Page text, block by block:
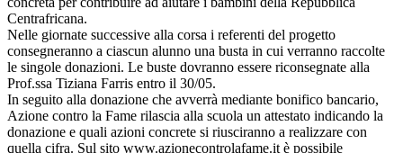
Centrafricana.
Nelle giornate successive alla corsa i referenti del progetto
consegneranno a ciascun alunno una busta in cui verranno raccolte
le singole donazioni. Le buste dovranno essere riconsegnate alla
Prof.ssa Tiziana Farris entro il 30/05.
In seguito alla donazione che avverrà mediante bonifico bancario,
Azione contro la Fame rilascia alla scuola un attestato indicando la
donazione e quali azioni concrete si riusciranno a realizzare con
quella cifra. Sul sito www.azionecontrolafame.it è possibile